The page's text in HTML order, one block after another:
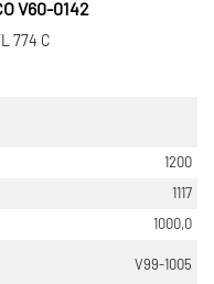
V60-0142
774 C
1200
1117
1000,0
V99-1005